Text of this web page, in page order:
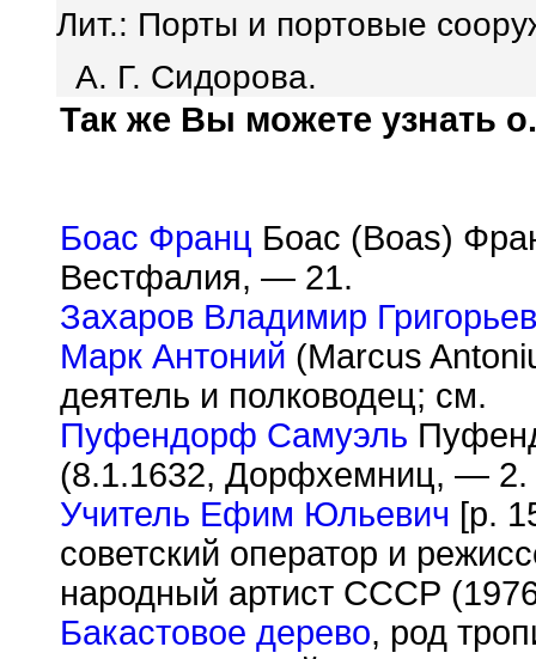
Лит.: Порты и портовые
А. Г. Сидорова.
Так же Вы можете узнать
Боас Франц Боас (Boas)
Вестфалия, — 21.
Захаров Владимир
Марк Антоний (Marcus
деятель и полководец; см.
Пуфендорф Самуэль
(8.1.1632, Дорфхемниц, — 2.
Учитель Ефим Юльевич [р.
советский оператор и
народный артист СССР
Бакастовое дерево, род